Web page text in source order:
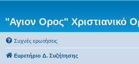
"Αγιον Ορος" Χριστιανικό
Συχνές ερωτήσεις
Ευρετήριο Δ. Συζήτησης